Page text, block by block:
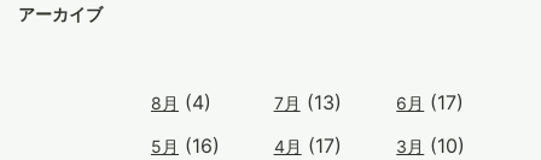
アーカイブ
8月 (4) 7月 (13) 6月 (17)
5月 (16) 4月 (17) 3月 (10)